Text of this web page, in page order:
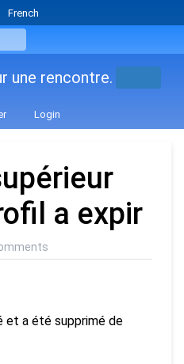
French
Login
a expir
et a été supprimé de